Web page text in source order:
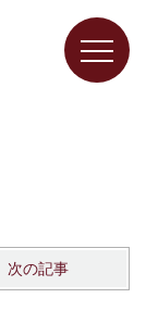
次の記事